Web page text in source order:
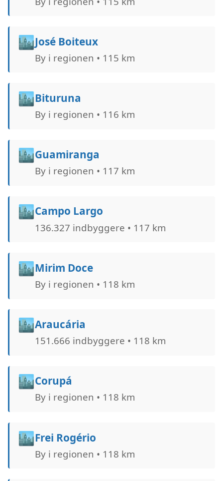
🏙️José Boiteux
By i regionen • 115 km
🏙️Bituruna
By i regionen • 116 km
🏙️Guamiranga
By i regionen • 117 km
🏙️Campo Largo
136.327 indbyggere • 117 km
🏙️Mirim Doce
By i regionen • 118 km
🏙️Araucária
151.666 indbyggere • 118 km
🏙️Corupá
By i regionen • 118 km
🏙️Frei Rogério
By i regionen • 118 km